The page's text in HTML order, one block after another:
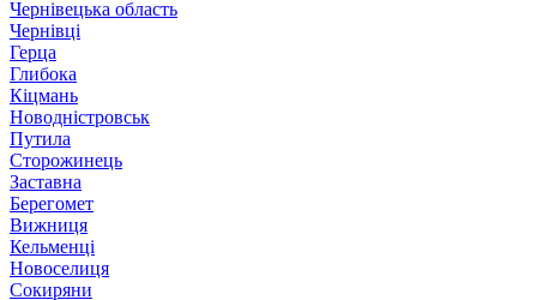
Чернівецька область
Чернівці
Герца
Глибока
Кіцмань
Новодністровськ
Путила
Сторожинець
Заставна
Берегомет
Вижниця
Кельменці
Новоселиця
Сокиряни